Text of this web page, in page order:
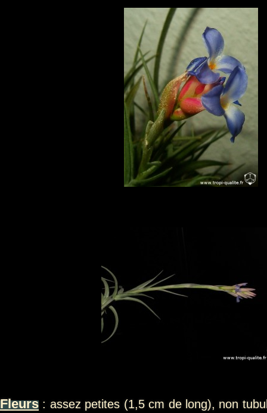
Fleurs : assez petites (1,5 cm de long), non